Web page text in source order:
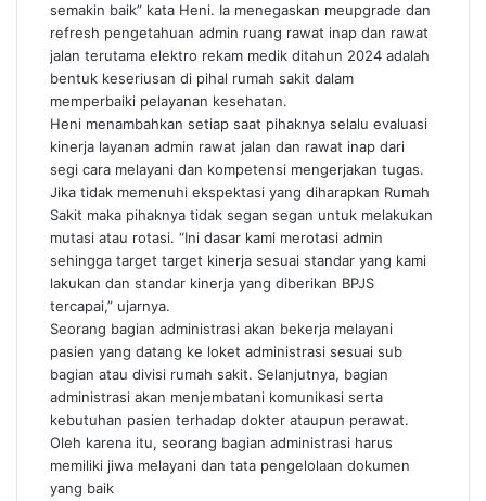
semakin baik” kata Heni. Ia menegaskan meupgrade dan
refresh pengetahuan admin ruang rawat inap dan rawat
jalan terutama elektro rekam medik ditahun 2024 adalah
bentuk keseriusan di pihal rumah sakit dalam
memperbaiki pelayanan kesehatan.
Heni menambahkan setiap saat pihaknya selalu evaluasi
kinerja layanan admin rawat jalan dan rawat inap dari
segi cara melayani dan kompetensi mengerjakan tugas.
Jika tidak memenuhi ekspektasi yang diharapkan Rumah
Sakit maka pihaknya tidak segan segan untuk melakukan
mutasi atau rotasi. “Ini dasar kami merotasi admin
sehingga target target kinerja sesuai standar yang kami
lakukan dan standar kinerja yang diberikan BPJS
tercapai,” ujarnya.
Seorang bagian administrasi akan bekerja melayani
pasien yang datang ke loket administrasi sesuai sub
bagian atau divisi rumah sakit. Selanjutnya, bagian
administrasi akan menjembatani komunikasi serta
kebutuhan pasien terhadap dokter ataupun perawat.
Oleh karena itu, seorang bagian administrasi harus
memiliki jiwa melayani dan tata pengelolaan dokumen
yang baik